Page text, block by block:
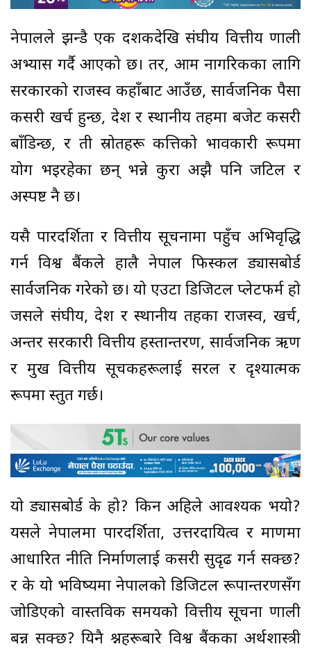
नेपालले झन्डै एक दशकदेखि संघीय वित्तीय प्रणाली
अभ्यास गर्दै आएको छ। तर, आम नागरिकका लागि
सरकारको राजस्व कहाँबाट आउँछ, सार्वजनिक पैसा
कसरी खर्च हुन्छ, प्रदेश र स्थानीय तहमा बजेट कसरी
बाँडिन्छ, र ती स्रोतहरू कत्तिको प्रभावकारी रूपमा
प्रयोग भइरहेका छन् भन्ने कुरा अझै पनि जटिल र
अस्पष्ट नै छ।
यसै पारदर्शिता र वित्तीय सूचनामा पहुँच अभिवृद्धि
गर्न विश्व बैंकले हालै नेपाल फिस्कल ड्यासबोर्ड
सार्वजनिक गरेको छ। यो एउटा डिजिटल प्लेटफर्म हो
जसले संघीय, प्रदेश र स्थानीय तहका राजस्व, खर्च,
अन्तर सरकारी वित्तीय हस्तान्तरण, सार्वजनिक ऋण
र प्रमुख वित्तीय सूचकहरूलाई सरल र दृश्यात्मक
रूपमा प्रस्तुत गर्छ।
यो ड्यासबोर्ड के हो? किन अहिले आवश्यक भयो?
यसले नेपालमा पारदर्शिता, उत्तरदायित्व र प्रमाणमा
आधारित नीति निर्माणलाई कसरी सुदृढ गर्न सक्छ?
र के यो भविष्यमा नेपालको डिजिटल रूपान्तरणसँग
जोडिएको वास्तविक समयको वित्तीय सूचना प्रणाली
बन्न सक्छ? यिनै प्रश्नहरूबारे विश्व बैंकका अर्थशास्त्री